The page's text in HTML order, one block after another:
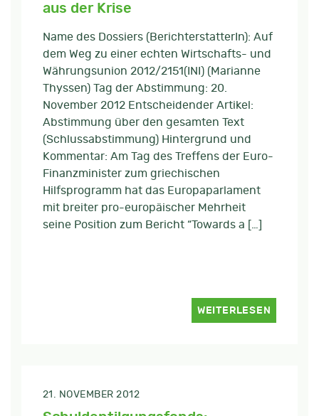
aus der Krise
Name des Dossiers (BerichterstatterIn): Auf
dem Weg zu einer echten Wirtschafts- und
Währungsunion 2012/2151(INI) (Marianne
Thyssen) Tag der Abstimmung: 20.
November 2012 Entscheidender Artikel:
Abstimmung über den gesamten Text
(Schlussabstimmung) Hintergrund und
Kommentar: Am Tag des Treffens der Euro-
Finanzminister zum griechischen
Hilfsprogramm hat das Europaparlament
mit breiter pro-europäischer Mehrheit
seine Position zum Bericht “Towards a […]
WEITERLESEN
21. NOVEMBER 2012